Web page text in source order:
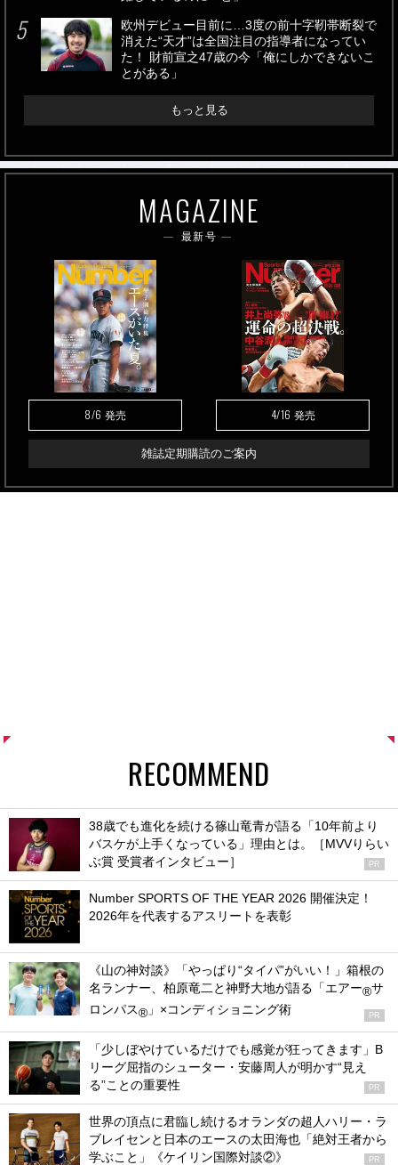
欧州デビュー目前に…3度の前十字靭帯断裂で
消えた“天才”は全国注目の指導者になってい
た！ 財前宣之47歳の今「俺にしかできないこ
とがある」
もっと見る
MAGAZINE
最新号
8/6 発売 4/16 発売
雑誌定期購読のご案内
RECOMMEND
38歳でも進化を続ける篠山竜青が語る「10年前より
バスケが上手くなっている」理由とは。［MVVりらい
ぶ賞 受賞者インタビュー］
PR
Number SPORTS OF THE YEAR 2026 開催決定！
2026年を代表するアスリートを表彰
《山の神対談》「やっぱり“タイパ”がいい！」箱根の
名ランナー、柏原竜二と神野大地が語る「エアー®サ
ロンパス® 」×コンディショニング術 PR
「少しぼやけているだけでも感覚が狂ってきます」B
リーグ屈指のシューター・安藤周人が明かす“見え
る”ことの重要性
PR
世界の頂点に君臨し続けるオランダの超人ハリー・ラ
ブレイセンと日本のエースの太田海也「絶対王者から
学ぶこと」《ケイリン国際対談②》
PR